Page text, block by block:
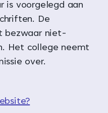
is voorgelegd aan
De
bezwaar niet-
Het college neemt
over.